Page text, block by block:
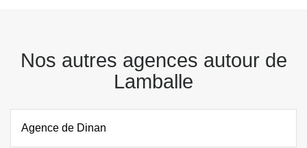
Nos autres agences autour de
Lamballe
Agence de Dinan